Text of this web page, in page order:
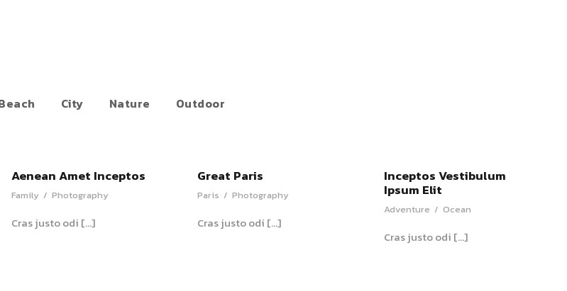
City Nature Outdoor
Aenean Amet Inceptos
Family / Photography
Cras justo odi […]
Great Paris
Paris / Photography
Cras justo odi […]
Inceptos Vestibulum
Ipsum Elit
Adventure / Ocean
Cras justo odi […]